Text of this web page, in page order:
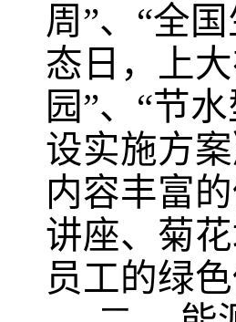
周”、“全
态日，上
园”、“节
设实施方
内容丰富
讲座、菊
员工的绿